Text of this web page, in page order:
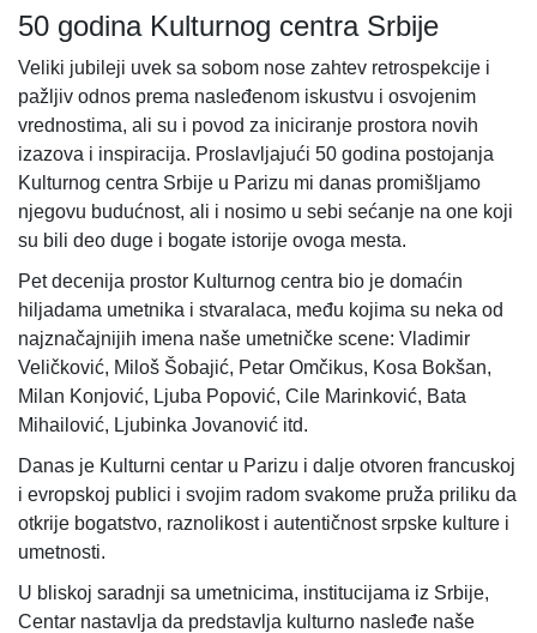
50 godina Kulturnog centra Srbije
Veliki jubileji uvek sa sobom nose zahtev retrospekcije i
pažljiv odnos prema nasleđenom iskustvu i osvojenim
vrednostima, ali su i povod za iniciranje prostora novih
izazova i inspiracija. Proslavljajući 50 godina postojanja
Kulturnog centra Srbije u Parizu mi danas promišljamo
njegovu budućnost, ali i nosimo u sebi sećanje na one koji
su bili deo duge i bogate istorije ovoga mesta.
Pet decenija prostor Kulturnog centra bio je domaćin
hiljadama umetnika i stvaralaca, među kojima su neka od
najznačajnijih imena naše umetničke scene: Vladimir
Veličković, Miloš Šobajić, Petar Omčikus, Kosa Bokšan,
Milan Konjović, Ljuba Popović, Cile Marinković, Bata
Mihailović, Ljubinka Jovanović itd.
Danas je Kulturni centar u Parizu i dalje otvoren francuskoj
i evropskoj publici i svojim radom svakome pruža priliku da
otkrije bogatstvo, raznolikost i autentičnost srpske kulture i
umetnosti.
U bliskoj saradnji sa umetnicima, institucijama iz Srbije,
Centar nastavlja da predstavlja kulturno nasleđe naše